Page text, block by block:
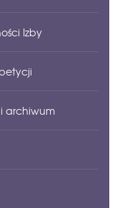
Izby
archiwum